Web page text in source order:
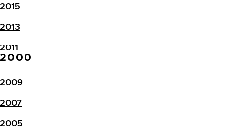
2015
2013
2011
2000
2009
2007
2005